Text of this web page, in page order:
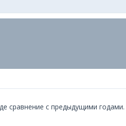
сравнение с предыдущими